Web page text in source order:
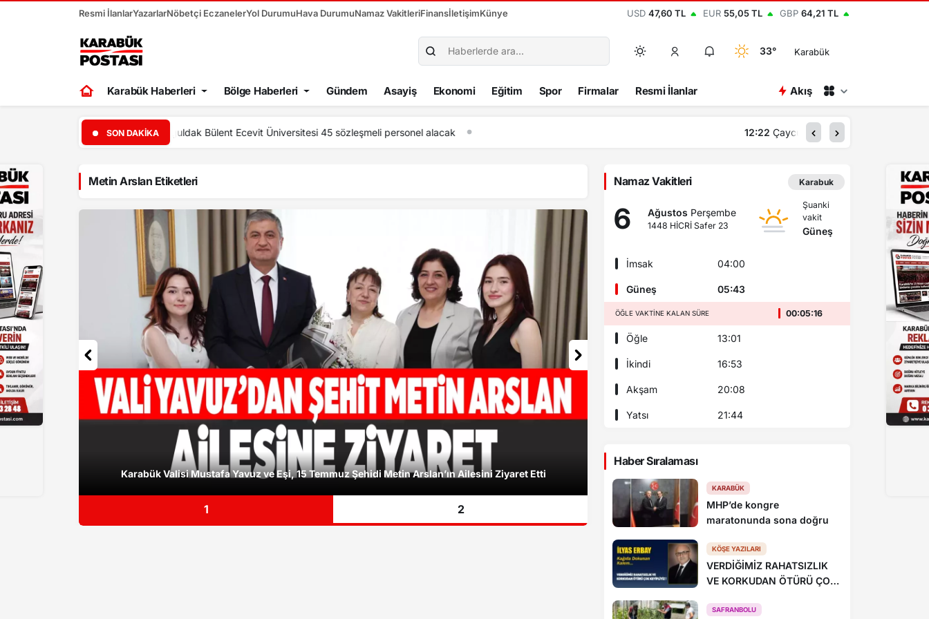
Resmi İlanlarYazarlarNöbetçi EczanelerYol DurumuHava DurumuNamaz VakitleriFinansİletişimKünye USD 47,60 TL EUR 55,05 TL GBP 64,21 TL
33° Karabük
Karabük Haberleri Bölge Haberleri Gündem Asayiş Ekonomi Eğitim Spor Firmalar Resmi İlanlar Akış
SON DAKIKA 12:22 Çaycuma Irmağı’nda su samuru görüntülendi
Metin Arslan Etiketleri
Karabük Valisi Mustafa Yavuz ve Eşi, 15 Temmuz Şehidi Metin Arslan’ın Ailesini Ziyaret Etti
1 2
Namaz Vakitleri Karabuk
6 Ağustos Perşembe
1448 HİCRİ Safer 23
Şuanki
vakit
Güneş
İmsak 04:00
Güneş 05:43
ÖĞLE VAKTINE KALAN SÜRE 00:05:16
Öğle 13:01
İkindi 16:53
Akşam 20:08
Yatsı 21:44
Haber Sıralaması
KARABÜK
MHP’de kongre
maratonunda sona doğru
KÖŞE YAZILARI
VERDİĞİMİZ RAHATSIZLIK
VE KORKUDAN ÖTÜRÜ ÇOK
SAFRANBOLU